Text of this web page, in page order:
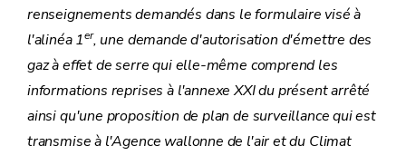
renseignements demandés dans le formulaire visé à
l'alinéa 1er, une demande d'autorisation d'émettre des
gaz à effet de serre qui elle-même comprend les
informations reprises à l'annexe XXI du présent arrêté
ainsi qu'une proposition de plan de surveillance qui est
transmise à l'Agence wallonne de l'air et du Climat